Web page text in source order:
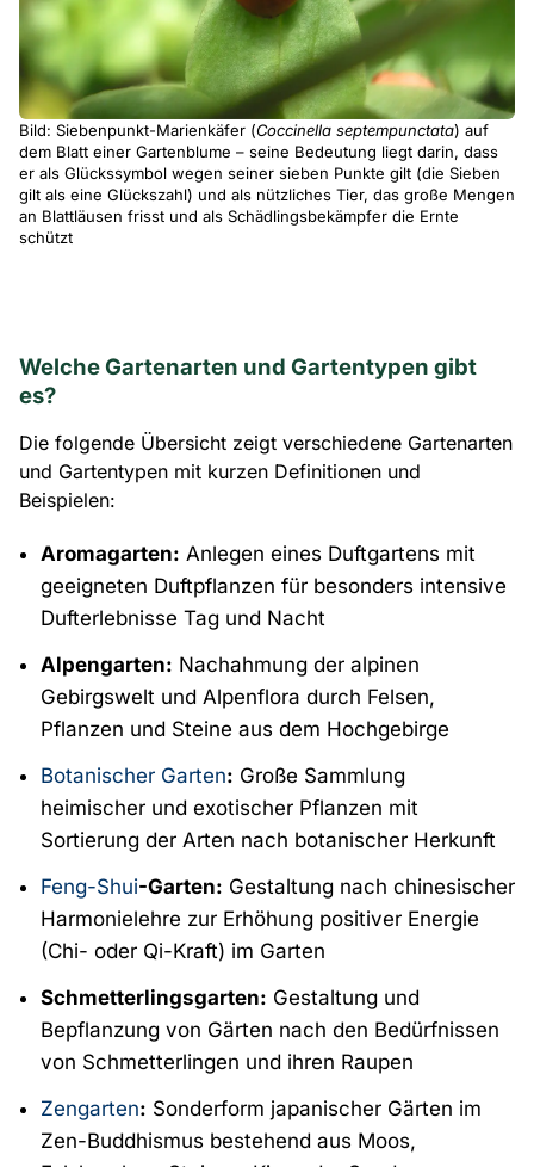
Bild: Siebenpunkt-Marienkäfer (Coccinella septempunctata) auf
dem Blatt einer Gartenblume – seine Bedeutung liegt darin, dass
er als Glückssymbol wegen seiner sieben Punkte gilt (die Sieben
gilt als eine Glückszahl) und als nützliches Tier, das große Mengen
an Blattläusen frisst und als Schädlingsbekämpfer die Ernte
schützt
Welche Gartenarten und Gartentypen gibt
es?
Die folgende Übersicht zeigt verschiedene Gartenarten
und Gartentypen mit kurzen Definitionen und
Beispielen:
Aromagarten: Anlegen eines Duftgartens mit
geeigneten Duftpflanzen für besonders intensive
Dufterlebnisse Tag und Nacht
Alpengarten: Nachahmung der alpinen
Gebirgswelt und Alpenflora durch Felsen,
Pflanzen und Steine aus dem Hochgebirge
Botanischer Garten: Große Sammlung
heimischer und exotischer Pflanzen mit
Sortierung der Arten nach botanischer Herkunft
Feng-Shui-Garten: Gestaltung nach chinesischer
Harmonielehre zur Erhöhung positiver Energie
(Chi- oder Qi-Kraft) im Garten
Schmetterlingsgarten: Gestaltung und
Bepflanzung von Gärten nach den Bedürfnissen
von Schmetterlingen und ihren Raupen
Zengarten: Sonderform japanischer Gärten im
Zen-Buddhismus bestehend aus Moos,